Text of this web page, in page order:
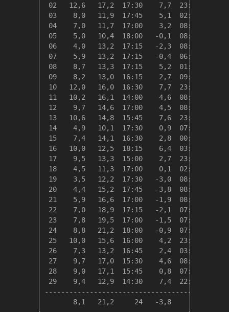
02   12,6   17,2  17:30    7,7  23:30
03    8,0   11,9  17:45    5,1  02:45
04    7,0   11,7  17:00    3,2  08:30
05    5,0   10,4  18:00   -0,1  08:45
06    4,0   13,2  17:15   -2,3  08:45
07    5,9   13,2  17:15   -0,4  06:45
08    8,7   13,3  17:15    5,2  01:30
09    8,2   13,0  16:15    2,7  09:15
10   12,0   16,0  16:30    7,7  23:59
11   10,2   16,1  14:00    4,6  08:15
12    9,7   14,6  17:00    4,5  08:30
13   10,6   14,8  15:45    7,6  23:45
14    4,9   10,1  17:30    0,9  07:30
15    7,4   14,1  16:30    2,8  00:45
16   10,0   12,5  18:15    6,4  03:45
17    9,5   13,3  15:00    2,7  23:59
18    4,5   11,3  17:00    0,1  02:45
19    3,5   12,2  17:30   -3,0  08:45
20    4,4   15,2  17:45   -3,8  08:30
21    5,9   16,6  17:00   -1,9  08:30
22    7,0   18,9  17:15   -2,1  07:30
23    7,8   19,5  17:00   -1,5  07:30
24    8,8   21,2  18:00   -0,9  07:45
25   10,0   15,6  16:00    4,2  23:30
26    7,3   13,2  16:45    2,4  03:30
27    9,7   17,0  15:30    4,6  08:00
28    9,0   17,1  15:45    0,8  07:15
29    9,4   12,9  14:30    7,4  22:30